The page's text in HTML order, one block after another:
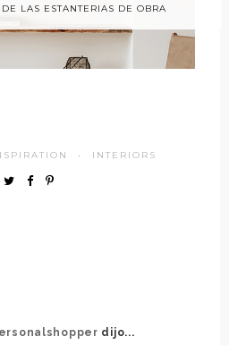
LAS ESTANTERIAS DE OBRA
· INTERIORS
dijo...